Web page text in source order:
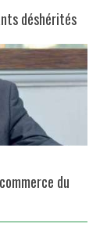
déshérités
du